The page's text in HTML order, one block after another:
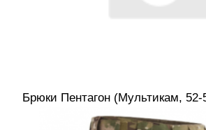
Брюки Пентагон (Мультикам,